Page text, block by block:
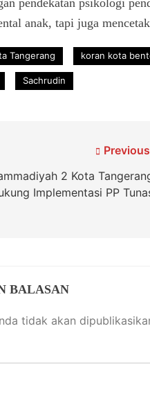
pendekatan psikologi
anak, tapi juga
Tangerang koran kota
Sachrudin
2 Kota
Implementasi PP
BALASAN
tidak akan